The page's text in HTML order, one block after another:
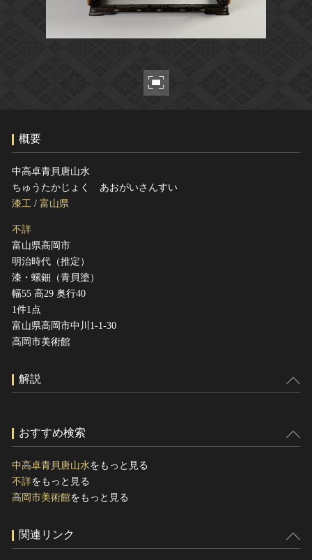
世界遺産と無形文化遺産
全国の美術館・博物館
今月のみどころ
お知らせ一覧
このサイトについて
サイトのご意見はこちら
文化遺産データベース
概要
中高卓青貝唐山水
ちゅうたかじょく あおがいさんすい
漆工 / 富山県
不詳
富山県高岡市
明治時代（推定）
漆・螺鈿（青貝塗）
幅55 高29 奥行40
1件1点
富山県高岡市中川1-1-30
高岡市美術館
解説
おすすめ検索
中高卓青貝唐山水をもっと見る
不詳をもっと見る
高岡市美術館をもっと見る
関連リンク